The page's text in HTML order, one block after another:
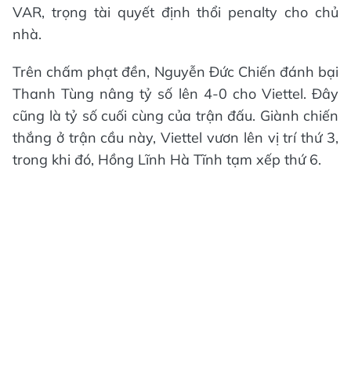
VAR, trọng tài quyết định thổi penalty cho chủ
nhà.
Trên chấm phạt đền, Nguyễn Đức Chiến đánh bại
Thanh Tùng nâng tỷ số lên 4-0 cho Viettel. Đây
cũng là tỷ số cuối cùng của trận đấu. Giành chiến
thắng ở trận cầu này, Viettel vươn lên vị trí thứ 3,
trong khi đó, Hồng Lĩnh Hà Tĩnh tạm xếp thứ 6.